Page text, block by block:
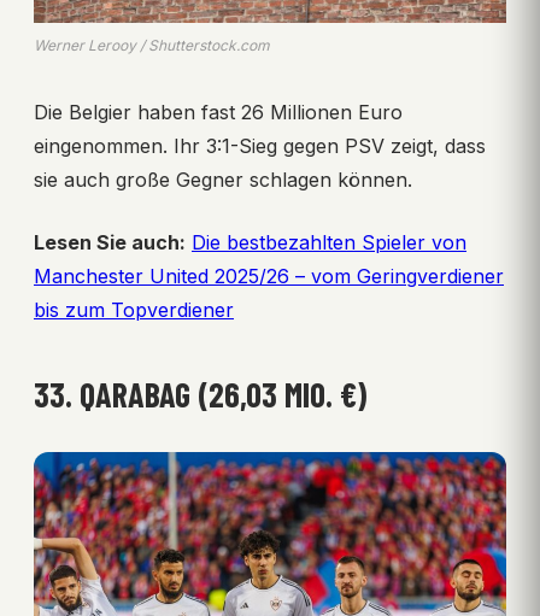
Werner Lerooy / Shutterstock.com
Die Belgier haben fast 26 Millionen Euro
eingenommen. Ihr 3:1-Sieg gegen PSV zeigt, dass
sie auch große Gegner schlagen können.
Lesen Sie auch: Die bestbezahlten Spieler von
Manchester United 2025/26 – vom Geringverdiener
bis zum Topverdiener
33. QARABAG (26,03 MIO. €)